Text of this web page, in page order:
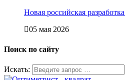
Новая российская
05 мая 2026
Поиск по сайту
Искать: